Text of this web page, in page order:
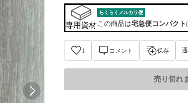
専用資材
らくらくメルカリ便
この商品は宅急便コンパクト
1 コメント 保存
売り切れ